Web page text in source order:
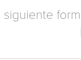
siguiente